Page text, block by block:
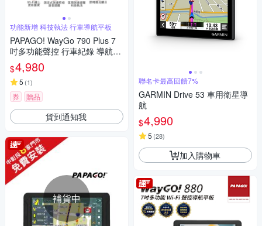
功能新增 科技執法 行車導航平板
PAPAGO! WayGo 790 Plus 7
吋多功能聲控 行車紀錄 導航平
板(科技執法/WIFI線上更新圖
資)~急
$4,980
5 (1)
券 贈品
貨到通知我
補貨中
聯名卡最高回饋7%
GARMIN Drive 53 車用衛星導
航
$4,990
5 (28)
加入購物車